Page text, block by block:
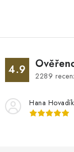
4.9 2289
Hana